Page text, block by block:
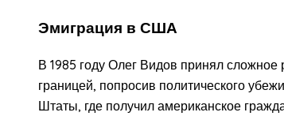
Эмиграция в США
В 1985 году Олег Видов принял
границей, попросив политического
Штаты, где получил американское